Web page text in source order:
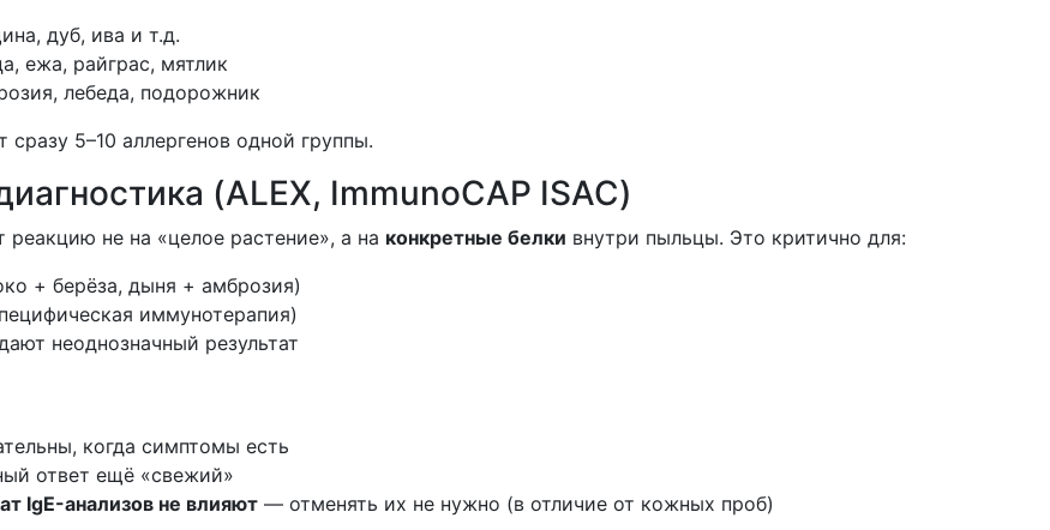
дуб, ива и т.д.
ежа, райграс, мятлик
лебеда, подорожник
5–10 аллергенов одной группы.
(ALEX, ImmunoCAP ISAC)
не на «целое растение», а на конкретные белки внутри пыльцы. Это критично для:
+ берёза, дыня + амброзия)
иммунотерапия)
неоднозначный результат
когда симптомы есть
ответ ещё «свежий»
IgE-анализов не влияют — отменять их не нужно (в отличие от кожных проб)